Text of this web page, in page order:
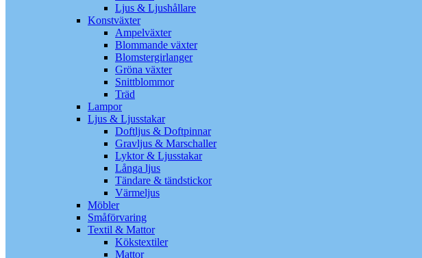
Ljus & Ljushållare
Konstväxter
Ampelväxter
Blommande växter
Blomstergirlanger
Gröna växter
Snittblommor
Träd
Lampor
Ljus & Ljusstakar
Doftljus & Doftpinnar
Gravljus & Marschaller
Lyktor & Ljusstakar
Långa ljus
Tändare & tändstickor
Värmeljus
Möbler
Småförvaring
Textil & Mattor
Kökstextiler
Mattor